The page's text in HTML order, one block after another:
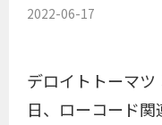
2022-06-17
デロイトトーマ
日、ローコード